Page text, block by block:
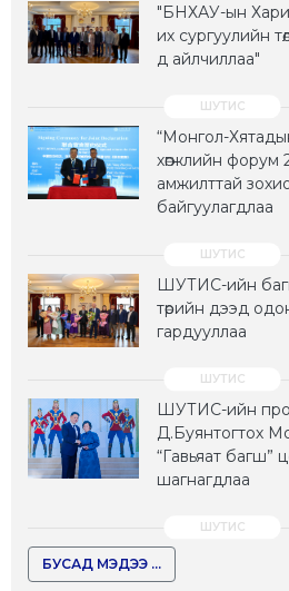
"БНХАУ-ын
их сургуулийн
д айлчиллаа"
“Монгол-
хөгжлийн форум
амжилттай
байгуулагдлаа
ШУТИС-ийн
төрийн дээд
гардууллаа
ШУТИС-ийн
Д.Буянтогтох
“Гавьяат багш”
шагнагдлаа
БУСАД МЭДЭЭ ...